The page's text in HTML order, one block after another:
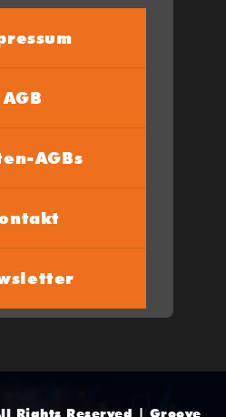
AGB
AGBs
Rights Reserved | Groove